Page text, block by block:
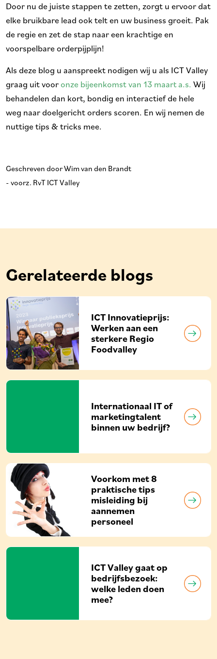
Door nu de juiste stappen te zetten, zorgt u ervoor dat
elke bruikbare lead ook telt en uw business groeit. Pak
de regie en zet de stap naar een krachtige en
voorspelbare orderpijplijn!
Als deze blog u aanspreekt nodigen wij u als ICT Valley
graag uit voor onze bijeenkomst van 13 maart a.s. Wij
behandelen dan kort, bondig en interactief de hele
weg naar doelgericht orders scoren. En wij nemen de
nuttige tips & tricks mee.
Geschreven door Wim van den Brandt
- voorz. RvT ICT Valley
Gerelateerde blogs
ICT Innovatieprijs:
Werken aan een
sterkere Regio
Foodvalley
Internationaal IT of
marketingtalent
binnen uw bedrijf?
Voorkom met 8
praktische tips
misleiding bij
aannemen
personeel
ICT Valley gaat op
bedrijfsbezoek:
welke leden doen
mee?